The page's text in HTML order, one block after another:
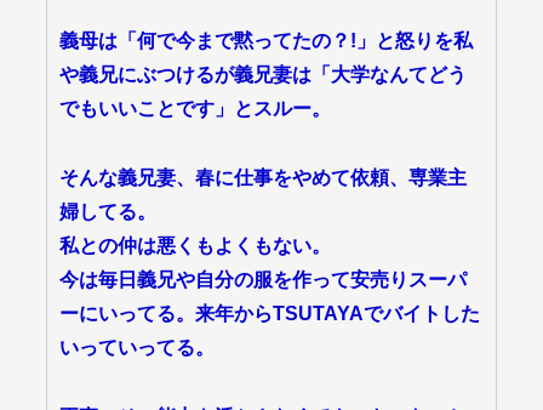
義母は「何で今まで黙ってたの？!」と怒りを私
や義兄にぶつけるが義兄妻は「大学なんてどう
でもいいことです」とスルー。
そんな義兄妻、春に仕事をやめて依頼、専業主
婦してる。
私との仲は悪くもよくもない。
今は毎日義兄や自分の服を作って安売りスーパ
ーにいってる。来年からTSUTAYAでバイトした
いっていってる。